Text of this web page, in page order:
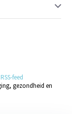
RSS-feed
gezondheid en